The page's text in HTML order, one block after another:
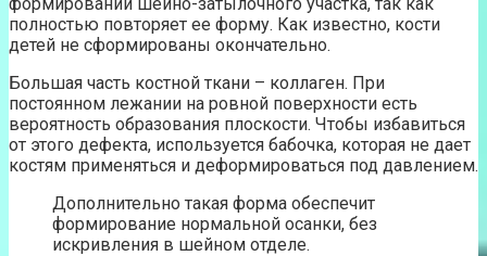
полностью повторяет ее форму. Как известно, кости
детей не сформированы окончательно.
Большая часть костной ткани – коллаген. При
постоянном лежании на ровной поверхности есть
вероятность образования плоскости. Чтобы избавиться
от этого дефекта, используется бабочка, которая не дает
костям применяться и деформироваться под давлением.
Дополнительно такая форма обеспечит
формирование нормальной осанки, без
искривления в шейном отделе.